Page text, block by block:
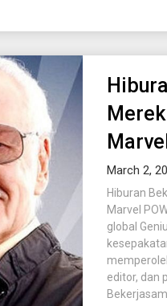
March 2,
Hiburan
Marvel
global
editor, dan